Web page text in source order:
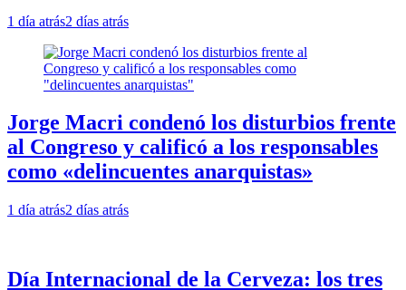
1 día atrás2 días atrás
Jorge Macri condenó los disturbios frente
al Congreso y calificó a los responsables
como «delincuentes anarquistas»
1 día atrás2 días atrás
Día Internacional de la Cerveza: los tres